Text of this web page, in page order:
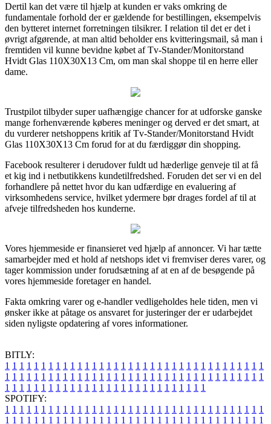
Dertil kan det være til hjælp at kunden er vaks omkring de
fundamentale forhold der er gældende for bestillingen, eksempelvis
den bytteret internet forretningen tilsikrer. I relation til det er det i
øvrigt afgørende, at man altid beholder ens kvitteringsmail, så man i
fremtiden vil kunne bevidne købet af Tv-Stander/Monitorstand
Hvidt Glas 110X30X13 Cm, om man skal shoppe til en herre eller
dame.
Trustpilot tilbyder super uafhængige chancer for at udforske ganske
mange forhenværende køberes meninger og derved er det smart, at
du vurderer netshoppens kritik af Tv-Stander/Monitorstand Hvidt
Glas 110X30X13 Cm forud for at du færdiggør din shopping.
Facebook resulterer i derudover fuldt ud hæderlige genveje til at få
et kig ind i netbutikkens kundetilfredshed. Foruden det ser vi en del
forhandlere på nettet hvor du kan udfærdige en evaluering af
virksomhedens service, hvilket ydermere bør drages fordel af til at
afveje tilfredsheden hos kunderne.
Vores hjemmeside er finansieret ved hjælp af annoncer. Vi har tætte
samarbejder med et hold af netshops idet vi fremviser deres varer, og
tager kommission under forudsætning af at en af de besøgende på
vores hjemmeside foretager en handel.
Fakta omkring varer og e-handler vedligeholdes hele tiden, men vi
ønsker ikke at påtage os ansvaret for justeringer der er udarbejdet
siden nyligste opdatering af vores informationer.
BITLY:
1 1 1 1 1 1 1 1 1 1 1 1 1 1 1 1 1 1 1 1 1 1 1 1 1 1 1 1 1 1 1 1 1 1 1 1
1 1 1 1 1 1 1 1 1 1 1 1 1 1 1 1 1 1 1 1 1 1 1 1 1 1 1 1 1 1 1 1 1 1 1 1
1 1 1 1 1 1 1 1 1 1 1 1 1 1 1 1 1 1 1 1 1 1 1 1 1 1 1 1
SPOTIFY:
1 1 1 1 1 1 1 1 1 1 1 1 1 1 1 1 1 1 1 1 1 1 1 1 1 1 1 1 1 1 1 1 1 1 1 1
1 1 1 1 1 1 1 1 1 1 1 1 1 1 1 1 1 1 1 1 1 1 1 1 1 1 1 1 1 1 1 1 1 1 1 1